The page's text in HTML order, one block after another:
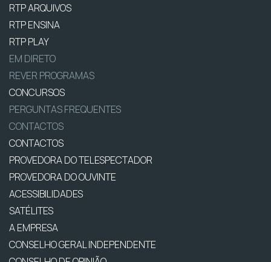
RTP ARQUIVOS
RTP ENSINA
RTP PLAY
EM DIRETO
REVER PROGRAMAS
CONCURSOS
PERGUNTAS FREQUENTES
CONTACTOS
CONTACTOS
PROVEDORA DO TELESPECTADOR
PROVEDORA DO OUVINTE
ACESSIBILIDADES
SATÉLITES
A EMPRESA
CONSELHO GERAL INDEPENDENTE